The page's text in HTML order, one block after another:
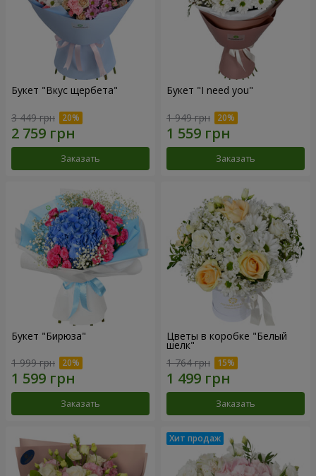
Букет "Вкус щербета"
3 449 грн
Заказать
Букет "I need you"
1 949 грн
Заказать
Букет "Бирюза"
1 999 грн
Заказать
Цветы в коробке "Белый
шелк"
1 764 грн
Заказать